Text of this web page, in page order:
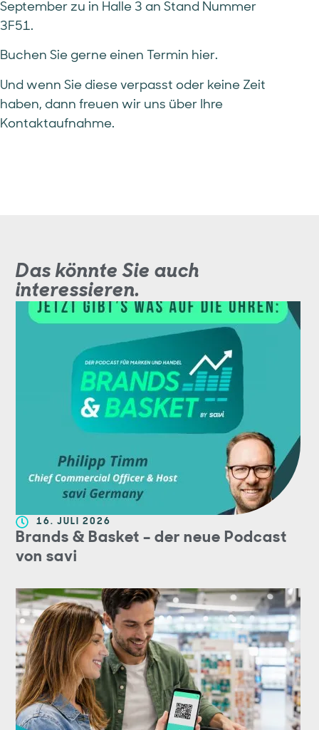
September zu in Halle 3 an Stand Nummer
3F51.
Buchen Sie gerne einen Termin hier.
Und wenn Sie diese verpasst oder keine Zeit
haben, dann freuen wir uns über Ihre
Kontaktaufnahme.
Das könnte Sie auch
interessieren.
16. JULI 2026
Brands & Basket – der neue Podcast
von savi